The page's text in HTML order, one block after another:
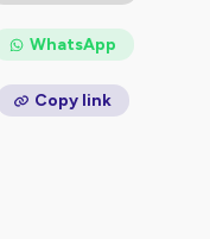
politique-de-
WhatsApp
Copy link